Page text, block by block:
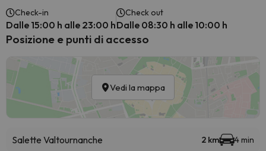
Check-in
Dalle 15:00 h alle 23:00 h
Check out
Dalle 08:30 h alle 10:00 h
Posizione e punti di accesso
Vedi la mappa
Salette Valtournanche 2 km 4 min